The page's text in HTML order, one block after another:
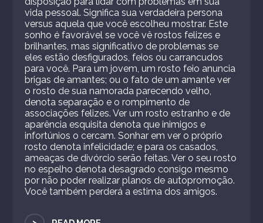
vida pessoal. Significa sua verdadeira persona
versus aquela que você escolheu mostrar. Este
sonho é favorável se você vê rostos felizes e
brilhantes, mas significativo de problemas se
eles estão desfigurados, feios ou carrancudos
para você. Para um jovem, um rosto feio anuncia
brigas de amantes; ou o fato de um amante ver
o rosto de sua namorada parecendo velho,
denota separação e o rompimento de
associações felizes. Ver um rosto estranho e de
aparência esquisita denota que inimigos e
infortúnios o cercam. Sonhar em ver o próprio
rosto denota infelicidade; e para os casados,
ameaças de divórcio serão feitas. Ver o seu rosto
no espelho denota desagrado consigo mesmo
por não poder realizar planos de autopromoção.
Você também perderá a estima dos amigos.